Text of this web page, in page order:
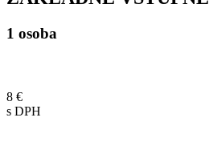
1 osoba
8 €
s DPH